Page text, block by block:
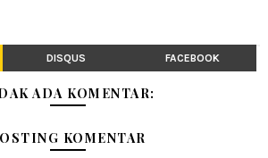
DISQUS FACEBOOK
ADA KOMENTAR:
KOMENTAR